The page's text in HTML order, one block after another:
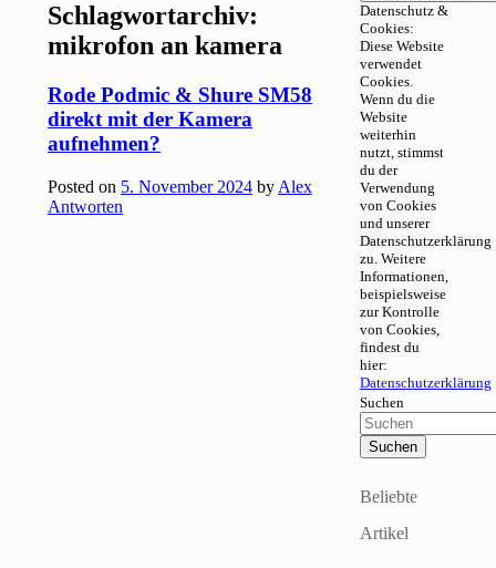
Schlagwortarchiv:
mikrofon an kamera
Rode Podmic & Shure SM58
direkt mit der Kamera
aufnehmen?
Posted on 5. November 2024 by Alex
Antworten
Datenschutz &
Cookies:
Diese Website
verwendet
Cookies.
Wenn du die
Website
weiterhin
nutzt, stimmst
du der
Verwendung
von Cookies
und unserer
Datenschutzerklärung
zu. Weitere
Informationen,
beispielsweise
zur Kontrolle
von Cookies,
findest du
hier:
Datenschutzerklärung
Suchen
Beliebte
Artikel